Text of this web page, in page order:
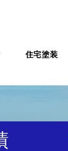
住宅塗装